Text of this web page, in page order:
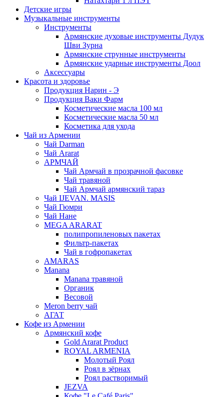
Детские игры
Музыкальные инструменты
Инструменты
Армянские духовые инструменты Дудук
Шви Зурна
Армянские струнные инструменты
Армянские ударные инструменты Доол
Аксессуары
Красота и здоровье
Продукция Нарин - Э
Продукция Ваки Фарм
Косметические масла 100 мл
Косметические масла 50 мл
Косметика для ухода
Чай из Армении
Чай Darman
Чай Ararat
АРМЧАЙ
Чай Армчай в прозрачной фасовке
Чай травяной
Чай Армчай армянский тараз
Чай IJEVAN. MASIS
Чай Гюмри
Чай Нане
MEGA ARARAT
полипропиленовых пакетах
Фильтр-пакетах
Чай в гофропакетах
AMARAS
Manana
Manana травяной
Органик
Весовой
Meron berry чай
АГАТ
Кофе из Армении
Армянский кофе
Gold Ararat Product
ROYAL ARMENIA
Молотый Роял
Роял в зёрнах
Роял растворимый
JEZVA